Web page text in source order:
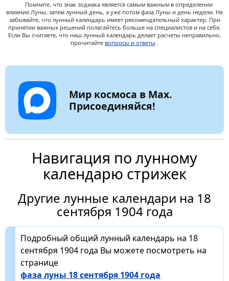
Помните, что знак зодиака является самым важным в определении
влияния Луны, затем лунный день, а уже потом фаза Луны и день недели. Не
забывайте, что лунный календарь имеет рекомендательный характер. При
принятии важных решений полагайтесь больше на специалистов и на себя.
Если Вы считаете, что наш лунный календарь делает расчеты неправильно,
прочитайте вопросы и ответы .
Мир космоса в Max.
Присоединяйся!
Навигация по лунному
календарю стрижек
Другие лунные календари на 18
сентября 1904 года
Подробный общий лунный календарь на 18
сентября 1904 года Вы можете посмотреть на
странице
фаза луны 18 сентября 1904 года